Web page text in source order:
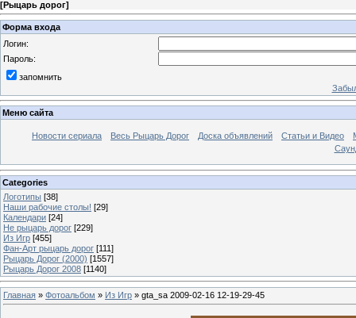
[Рыцарь дорог]
Форма входа
Логин:
Пароль:
запомнить
Меню сайта
Новости сериала Весь Рыцарь Дорог Доска объявлений Статьи и Видео
Categories
Логотипы [38]
Наши рабочие столы! [29]
Календари [24]
Не рыцарь дорог [229]
Из Игр [455]
Фан-Арт рыцарь дорог [111]
Рыцарь Дорог (2000) [1557]
Рыцарь Дорог 2008 [1140]
Главная » Фотоальбом » Из Игр » gta_sa 2009-02-16 12-19-29-45